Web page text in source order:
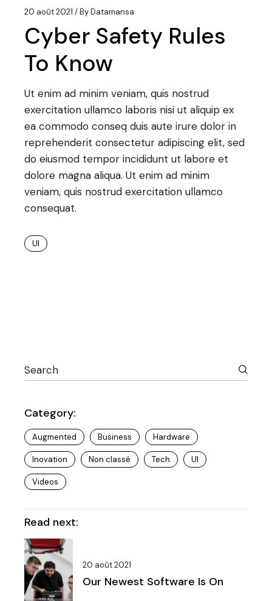
20 août 2021 ByDatamansa
Cyber Safety Rules
To Know
Ut enim ad minim veniam, quis nostrud
exercitation ullamco laboris nisi ut aliquip ex
ea commodo conseq duis aute irure dolor in
reprehenderit consectetur adipiscing elit, sed
do eiusmod tempor incididunt ut labore et
dolore magna aliqua. Ut enim ad minim
veniam, quis nostrud exercitation ullamco
consequat.
UI
Category:
Augmented Business Hardware
Inovation Non classé Tech UI
Videos
Read next:
20 août 2021
Our Newest Software Is On